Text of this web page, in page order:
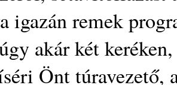
igazán remek
akár két
Önt túravezető,